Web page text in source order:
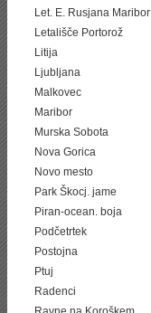
Let. E. Rusjana Maribor
Letališče Portorož
Litija
Ljubljana
Malkovec
Maribor
Murska Sobota
Nova Gorica
Novo mesto
Park Škocj. jame
Piran-ocean. boja
Podčetrtek
Postojna
Ptuj
Radenci